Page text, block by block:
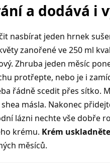
a dodává i
nasbírat jeden hrnek
zanořené ve 250 ml
Zhruba jeden měsíc
protřepte, nebo je i
řádně scedit přes sítko.
másla. Nakonec
lázni nechte vše dobře
krému. Krém
měsíců.